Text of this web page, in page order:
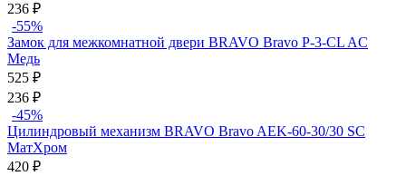
236 ₽
-55%
Замок для межкомнатной двери BRAVO Bravo P-3-CL AC
Медь
525 ₽
236 ₽
-45%
Цилиндровый механизм BRAVO Bravo AЕK-60-30/30 SC
МатХром
420 ₽